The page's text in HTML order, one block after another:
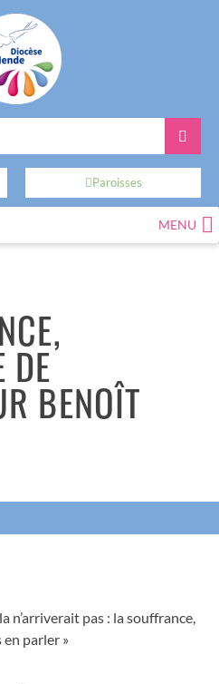
Paroisses
MENU
DE
BENOÎT
n’arriverait pas : la souffrance,
en parler »